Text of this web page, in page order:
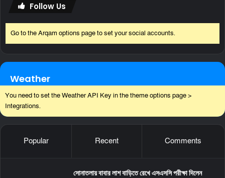
Follow Us
Go to the Arqam options page to set your social accounts.
Weather
You need to set the Weather API Key in the theme options page >
Integrations.
Popular Recent Comments
সোনাতলায় বাবার লাশ বাড়িতে রেখে এসএসসি পরীক্ষা দিলেন